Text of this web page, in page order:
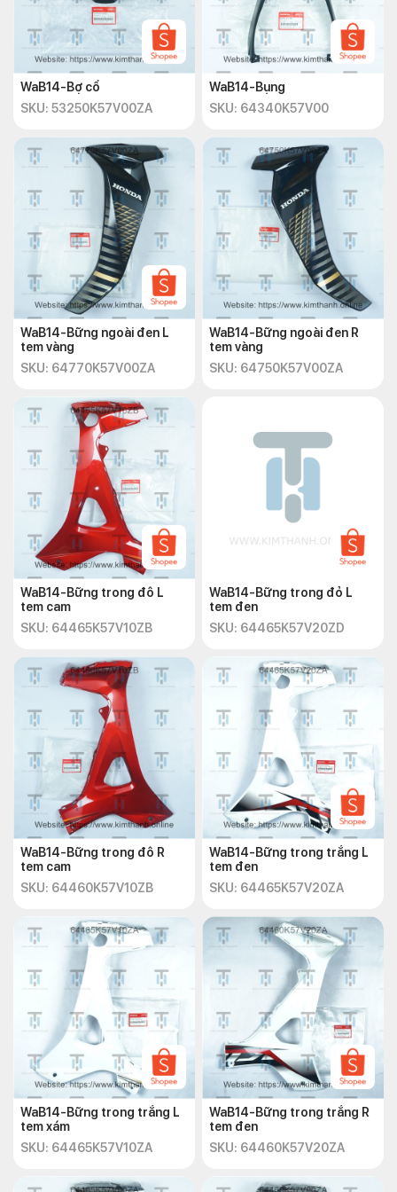
WaB14-Bợ cổ
SKU: 53250K57V00ZA
WaB14-Bụng
SKU: 64340K57V00
WaB14-Bững ngoài đen L
tem vàng
SKU: 64770K57V00ZA
WaB14-Bững ngoài đen R
tem vàng
SKU: 64750K57V00ZA
WaB14-Bững trong đô L
tem cam
SKU: 64465K57V10ZB
WaB14-Bững trong đỏ L
tem đen
SKU: 64465K57V20ZD
WaB14-Bững trong đô R
tem cam
SKU: 64460K57V10ZB
WaB14-Bững trong trắng L
tem đen
SKU: 64465K57V20ZA
WaB14-Bững trong trắng L
tem xám
SKU: 64465K57V10ZA
WaB14-Bững trong trắng R
tem đen
SKU: 64460K57V20ZA